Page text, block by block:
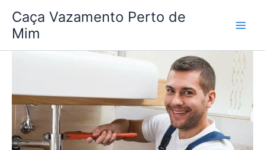
para
conteúdo
Caça Vazamento Perto de
Mim